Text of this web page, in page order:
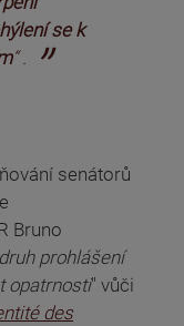
se k
“.
senátorů
Bruno
prohlášení
opatrnosti" vůči
des